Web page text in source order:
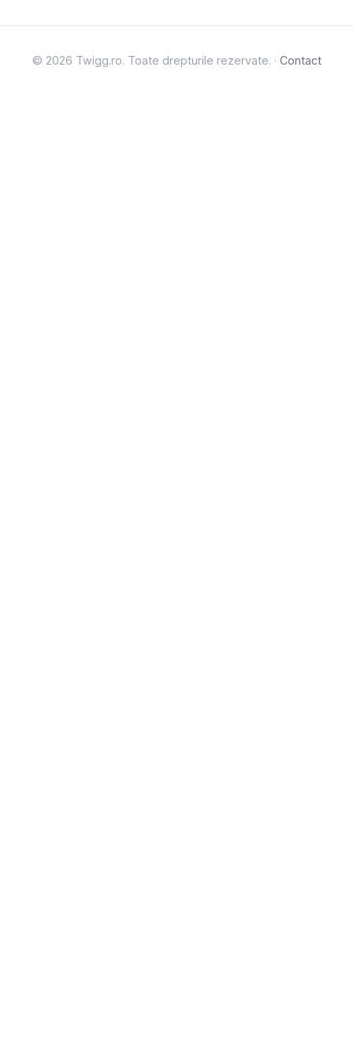
© 2026 Twigg.ro. Toate drepturile rezervate. · Contact